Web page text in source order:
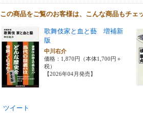
この商品をご覧のお客様は、こんな商品もチェ
歌舞伎家と血と藝 増補新
版
中川右介
価格：1,870円（本体1,700円＋
税）
【2026年04月発売】
ツイート